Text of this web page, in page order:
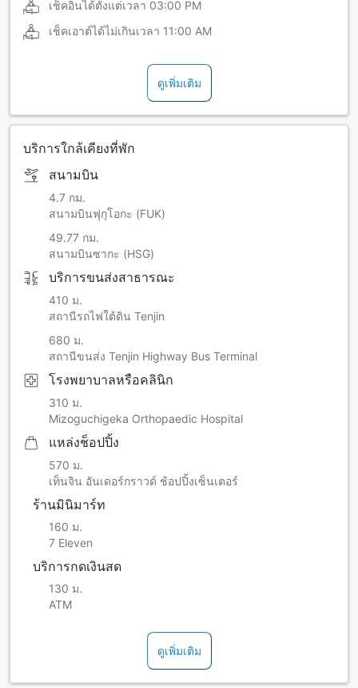
เช็คอินได้ตั้งแต่เวลา 03:00 PM
เช็คเอาต์ได้ไม่เกินเวลา 11:00 AM
ดูเพิ่มเติม
บริการใกล้เคียงที่พัก
สนามบิน
4.7 กม.
สนามบินฟุกุโอกะ (FUK)
49.77 กม.
สนามบินซากะ (HSG)
บริการขนส่งสาธารณะ
410 ม.
สถานีรถไฟใต้ดิน Tenjin
680 ม.
สถานีขนส่ง Tenjin Highway Bus Terminal
โรงพยาบาลหรือคลินิก
310 ม.
Mizoguchigeka Orthopaedic Hospital
แหล่งช็อปปิ้ง
570 ม.
เท็นจิน อันเดอร์กราวด์ ช้อปปิ้งเซ็นเตอร์
ร้านมินิมาร์ท
160 ม.
7 Eleven
บริการกดเงินสด
130 ม.
ATM
ดูเพิ่มเติม